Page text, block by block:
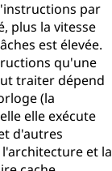
par
plus la vitesse
est élevée.
qu'une
traiter dépend
(la
elle exécute
d'autres
et la